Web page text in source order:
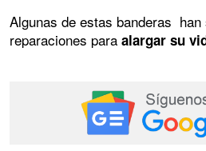
Algunas de estas banderas han
reparaciones para alargar su